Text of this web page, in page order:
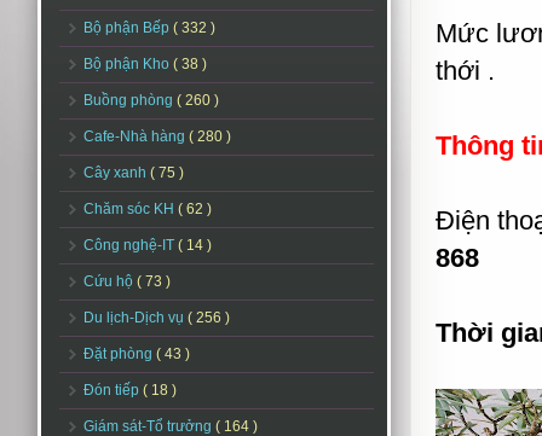
Bộ phận Bếp ( 332 )
Bộ phận Kho ( 38 )
Buồng phòng ( 260 )
Cafe-Nhà hàng ( 280 )
Cây xanh ( 75 )
Chăm sóc KH ( 62 )
Công nghệ-IT ( 14 )
Cứu hộ ( 73 )
Du lịch-Dịch vụ ( 256 )
Đặt phòng ( 43 )
Đón tiếp ( 18 )
Giám sát-Tổ trưởng ( 164 )
Mức
thới .
Thông
Điện
868
Thời